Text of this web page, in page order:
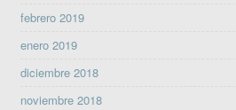
febrero 2019
enero 2019
diciembre 2018
noviembre 2018